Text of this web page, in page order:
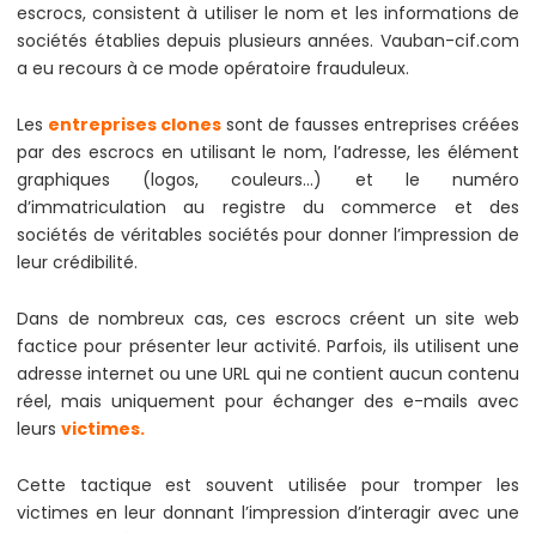
escrocs, consistent à utiliser le nom et les informations de
sociétés établies depuis plusieurs années. Vauban-cif.com
a eu recours à ce mode opératoire frauduleux.
Les entreprises clones sont de fausses entreprises créées
par des escrocs en utilisant le nom, l’adresse, les élément
graphiques (logos, couleurs…) et le numéro
d’immatriculation au registre du commerce et des
sociétés de véritables sociétés pour donner l’impression de
leur crédibilité.
Dans de nombreux cas, ces escrocs créent un site web
factice pour présenter leur activité. Parfois, ils utilisent une
adresse internet ou une URL qui ne contient aucun contenu
réel, mais uniquement pour échanger des e-mails avec
leurs victimes.
Cette tactique est souvent utilisée pour tromper les
victimes en leur donnant l’impression d’interagir avec une